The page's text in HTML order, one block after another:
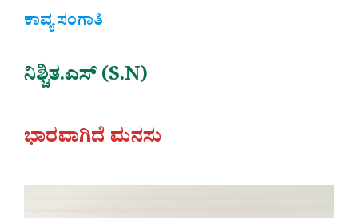
ಕಾವ್ಯ ಸಂಗಾತಿ
ನಿಶ್ಚಿತ.ಎಸ್ (S.N)
ಭಾರವಾಗಿದೆ ಮನಸು